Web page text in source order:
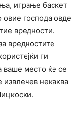
играње баскет
овие господа овде
вредности.
вредностите
ги
ваше место ќе се
извлечев некаква